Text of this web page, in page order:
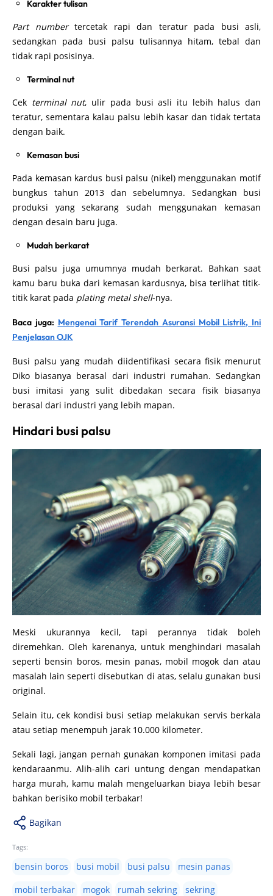
Karakter tulisan
Part number tercetak rapi dan teratur pada busi asli,
sedangkan pada busi palsu tulisannya hitam, tebal dan
tidak rapi posisinya.
Terminal nut
Cek terminal nut, ulir pada busi asli itu lebih halus dan
teratur, sementara kalau palsu lebih kasar dan tidak tertata
dengan baik.
Kemasan busi
Pada kemasan kardus busi palsu (nikel) menggunakan motif
bungkus tahun 2013 dan sebelumnya. Sedangkan busi
produksi yang sekarang sudah menggunakan kemasan
dengan desain baru juga.
Mudah berkarat
Busi palsu juga umumnya mudah berkarat. Bahkan saat
kamu baru buka dari kemasan kardusnya, bisa terlihat titik-
titik karat pada plating metal shell-nya.
Baca juga: Mengenai Tarif Terendah Asuransi Mobil Listrik, Ini
Penjelasan OJK
Busi palsu yang mudah diidentifikasi secara fisik menurut
Diko biasanya berasal dari industri rumahan. Sedangkan
busi imitasi yang sulit dibedakan secara fisik biasanya
berasal dari industri yang lebih mapan.
Hindari busi palsu
Meski ukurannya kecil, tapi perannya tidak boleh
diremehkan. Oleh karenanya, untuk menghindari masalah
seperti bensin boros, mesin panas, mobil mogok dan atau
masalah lain seperti disebutkan di atas, selalu gunakan busi
original.
Selain itu, cek kondisi busi setiap melakukan servis berkala
atau setiap menempuh jarak 10.000 kilometer.
Sekali lagi, jangan pernah gunakan komponen imitasi pada
kendaraanmu. Alih-alih cari untung dengan mendapatkan
harga murah, kamu malah mengeluarkan biaya lebih besar
bahkan berisiko mobil terbakar!
Bagikan
Tags:
bensin boros busi mobil busi palsu
mesin panas
mobil terbakar
mogok rumah sekring sekring